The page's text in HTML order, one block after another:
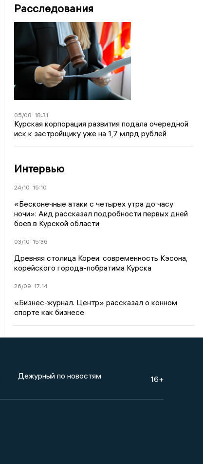
Расследования
05/08 18:31
Курская корпорация развития подала очередной
иск к застройщику уже на 1,7 млрд рублей
Интервью
24/10 15:10
«Бесконечные атаки с четырех утра до часу
ночи»: Аид рассказал подробности первых дней
боев в Курской области
03/10 15:36
Древняя столица Кореи: современность Кэсона,
корейского города-побратима Курска
26/09 17:14
«Бизнес-журнал. Центр» рассказал о конном
спорте как бизнесе
Дежурный по новостям 16+